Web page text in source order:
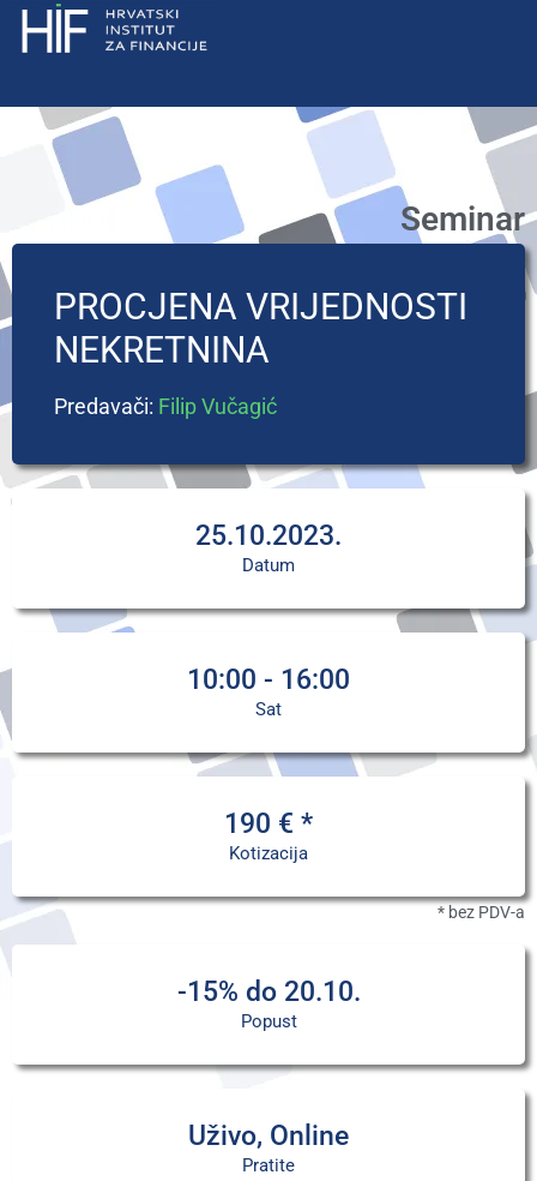
Seminar
PROCJENA VRIJEDNOSTI
NEKRETNINA
Predavači: Filip Vučagić
25.10.2023.
Datum
10:00 - 16:00
Sat
190 € *
Kotizacija
* bez PDV-a
-15% do 20.10.
Popust
Uživo, Online
Pratite